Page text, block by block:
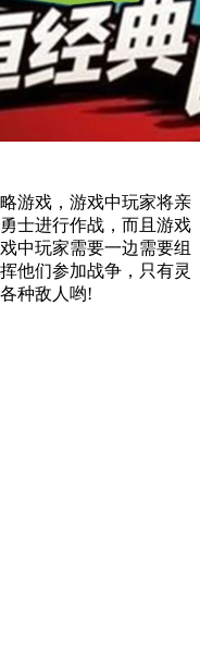
游戏，游戏中玩家将亲
士进行作战，而且游戏
中玩家需要一边需要组
他们参加战争，只有灵
种敌人哟!